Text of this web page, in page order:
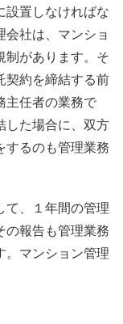
設置しなければな
会社は、マンショ
制があります。そ
契約を締結する前
主任者の業務で
した場合に、双方
するのも管理業務
て、１年間の管理
の報告も管理業務
。マンション管理